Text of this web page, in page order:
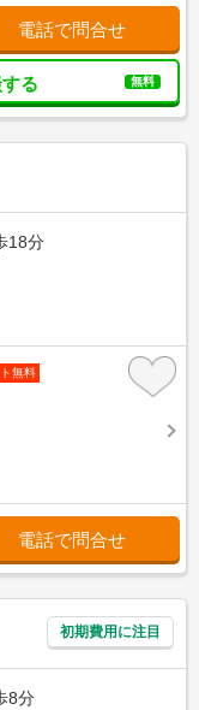
電話で問合せ
る 無料
18分
無料
電話で問合せ
初期費用に注目
8分